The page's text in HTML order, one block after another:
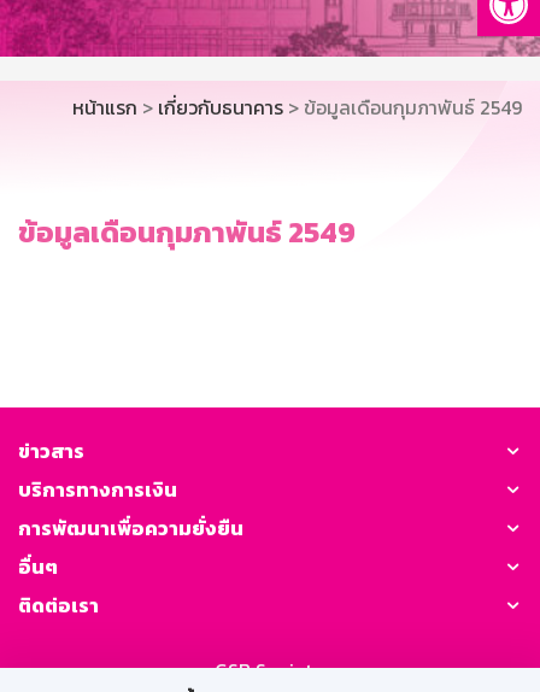
ติดต่อเรา
บริการออนไลน์
TH
EN
หน้าแรก > เกี่ยวกับธนาคาร > ข้อมูลเดือนกุมภาพันธ์ 2549
ข้อมูลเดือนกุมภาพันธ์ 2549
ข่าวสาร
บริการทางการเงิน
การพัฒนาเพื่อความยั่งยืน
อื่นๆ
ติดต่อเรา
GSB Society: